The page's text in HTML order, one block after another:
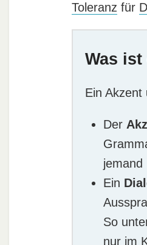
Toleranz für
Was
Ein Akzent
Der
jemand
Ein
So
nur im